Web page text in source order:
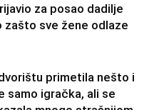
za posao dadilje
zašto sve žene odlaze
primetila nešto i
samo igračka, ali se